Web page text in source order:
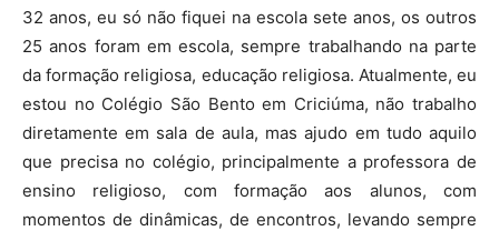
32 anos, eu só não fiquei na escola sete anos, os outros
25 anos foram em escola, sempre trabalhando na parte
da formação religiosa, educação religiosa. Atualmente, eu
estou no Colégio São Bento em Criciúma, não trabalho
diretamente em sala de aula, mas ajudo em tudo aquilo
que precisa no colégio, principalmente a professora de
ensino religioso, com formação aos alunos, com
momentos de dinâmicas, de encontros, levando sempre